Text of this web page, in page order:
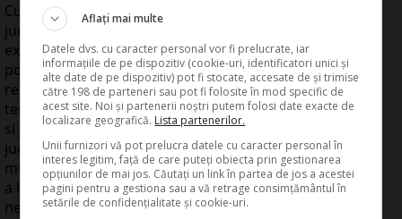
Cu privire la contestatiile formulate la instantele
judecatoresti subliniem ca atacarea actelor de
executare intocmite cu incalcarea dispozitiilor legale
potrivit art. 172 din Codul de procedura fiscala nu se va
realiza la instantele de contencios administrativ ci in
temeiul Deciziei nr. 1945/2006 a inaltei Curti de Casatie
si Justitie contestatia la executare se va adresa
judecatoriei. Termenul de exercitare a contestatiei este
mult mai scurt fiind de doar 15 zile de la data la care s-
a luat cunostinta de actul de executare considerat
nelegal.
Aflați mai multe
Datele dvs. cu caracter personal vor fi prelucrate, iar
informațiile de pe dispozitiv (cookie-uri, identificatori unici și
alte date de pe dispozitiv) pot fi stocate, accesate de și trimise
către 198 de parteneri sau pot fi folosite în mod specific de
acest site. Noi și partenerii noștri putem folosi date exacte de
localizare geografică. Lista partenerilor.
Unii furnizori vă pot prelucra datele cu caracter personal în
interes legitim, față de care puteți obiecta prin gestionarea
opțiunilor de mai jos. Căutați un link în partea de jos a acestei
pagini pentru a gestiona sau a vă retrage consimțământul în
setările de confidențialitate și cookie-uri.